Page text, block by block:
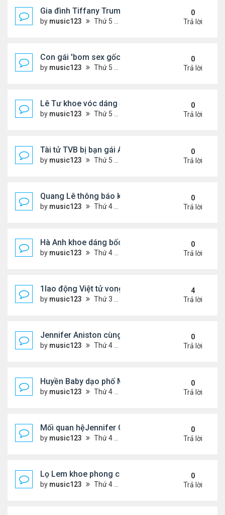
Gia đình Tiffany Trump đi nghỉ ở Spain
by music123 Thứ 5 Tháng 7 30, 2026 6:33 pm
0
Trả lời
Con gái 'bom sex gốc Việt' đón tuổi 18
by music123 Thứ 5 Tháng 7 30, 2026 6:30 pm
0
Trả lời
Lê Tư khoe vóc dáng ở châu Âu
by music123 Thứ 5 Tháng 7 30, 2026 6:23 pm
0
Trả lời
Tài tử TVB bị bạn gái Á hậu phản bội giờ ra sao?
by music123 Thứ 5 Tháng 7 30, 2026 6:18 pm
0
Trả lời
Quang Lê thông báo khẩn cấp
by music123 Thứ 4 Tháng 7 29, 2026 5:52 pm
0
Trả lời
Hà Anh khoe dáng bốc lửa của ở Maldives
by music123 Thứ 4 Tháng 7 29, 2026 5:48 pm
0
Trả lời
1lao động Việt tử vong trong trận động đất ở Nhật
by music123 Thứ 3 Tháng 7 28, 2026 4:16 pm
4
Trả lời
Jennifer Aniston cùng bạn trai nghỉ dưỡng trên du
by music123 Thứ 4 Tháng 7 29, 2026 5:26 pm
0
Trả lời
Huyền Baby dạo phố Mỹ
by music123 Thứ 4 Tháng 7 29, 2026 5:21 pm
0
Trả lời
Mối quan hệJennifer Garner và mẹ chồng cũ
by music123 Thứ 4 Tháng 7 29, 2026 5:13 pm
0
Trả lời
Lọ Lem khoe phong cách ở New York
by music123 Thứ 4 Tháng 7 29, 2026 5:08 pm
0
Trả lời